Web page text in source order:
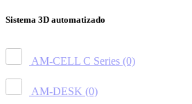
Sistema 3D automatizado
AM-CELL C Series (0)
AM-DESK (0)